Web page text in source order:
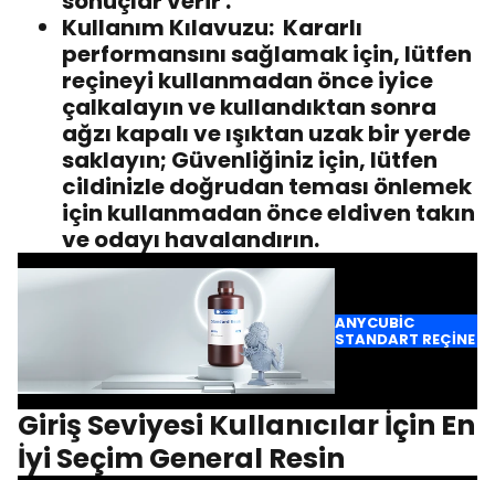
Kullanım Kılavuzu: Kararlı
performansını sağlamak için, lütfen
reçineyi kullanmadan önce iyice
çalkalayın ve kullandıktan sonra
ağzı kapalı ve ışıktan uzak bir yerde
saklayın; Güvenliğiniz için, lütfen
cildinizle doğrudan teması önlemek
için kullanmadan önce eldiven takın
ve odayı havalandırın.
ANYCUBIC
STANDART REÇINE
Giriş Seviyesi Kullanıcılar İçin En
İyi Seçim General Resin